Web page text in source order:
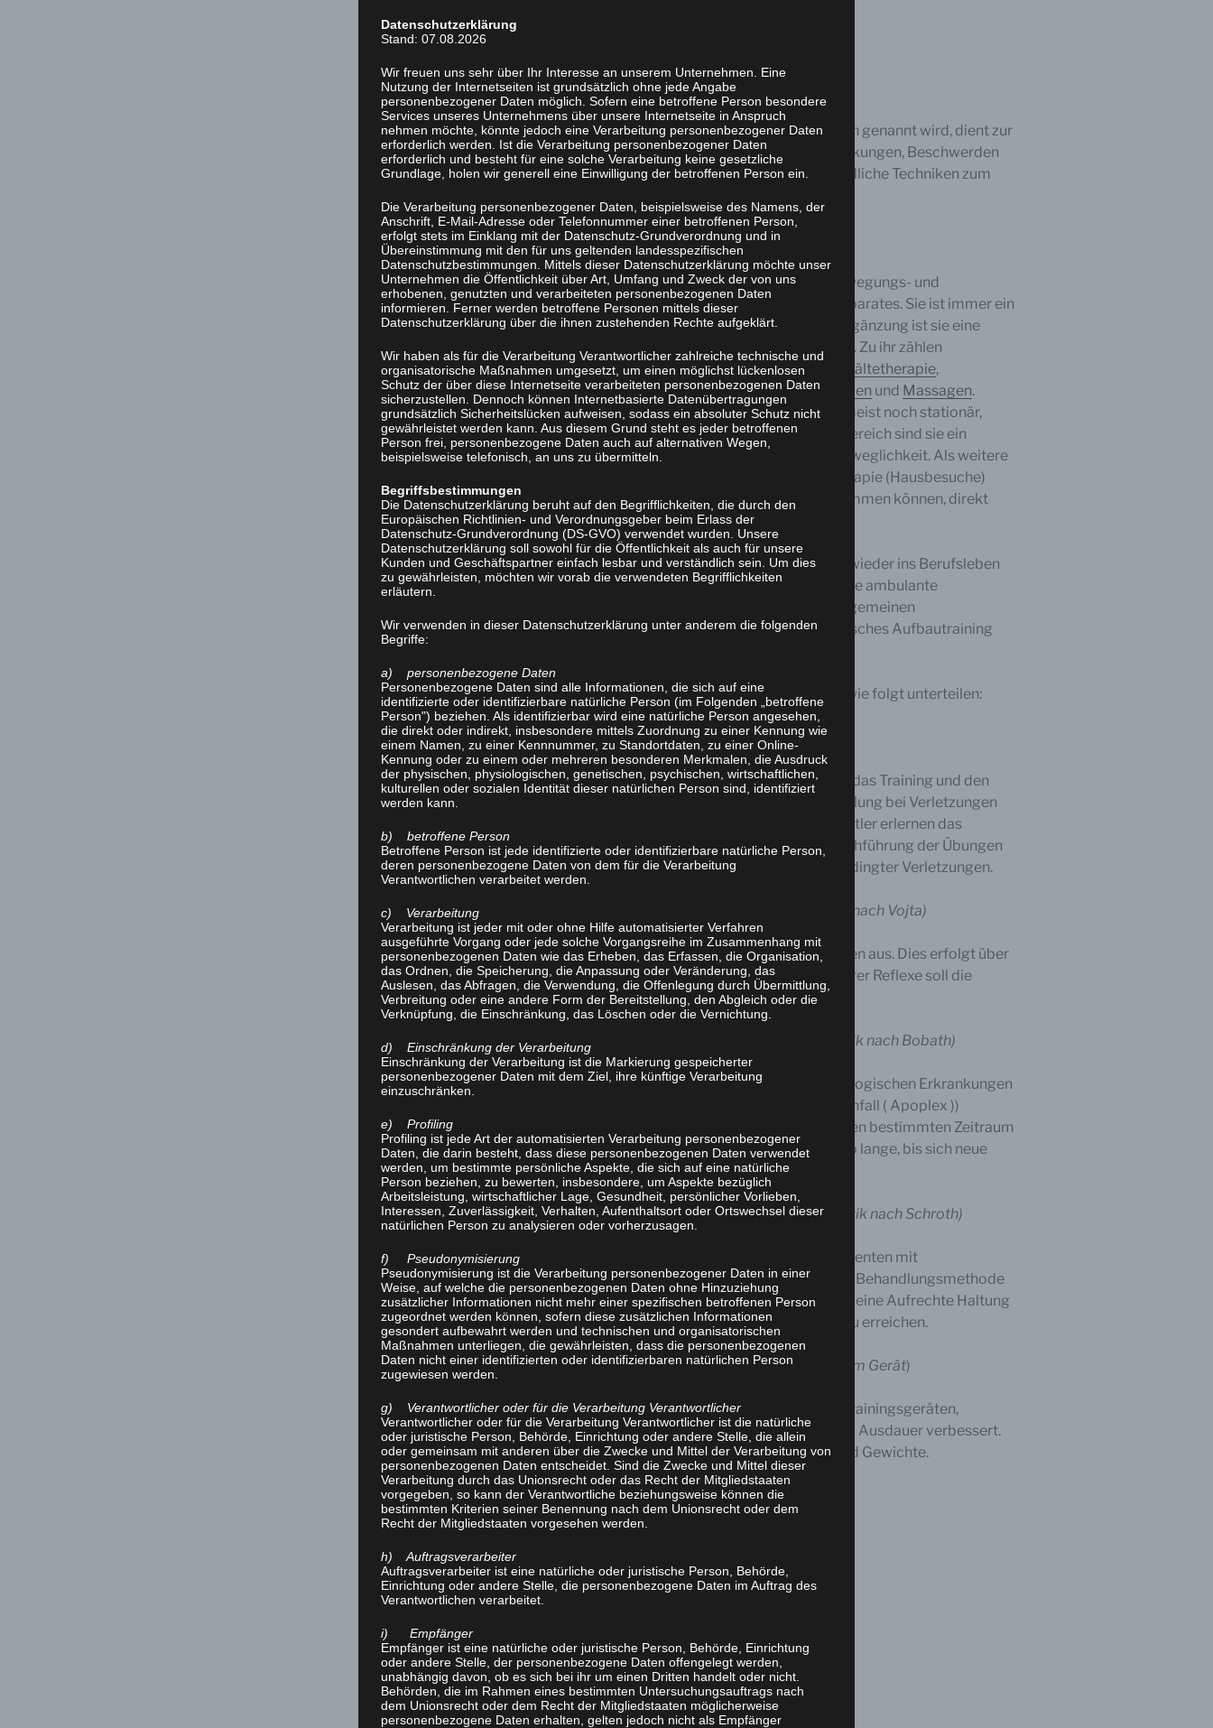
Krankengymnastik, wie die Physiotherapie auch genannt wird, dient zur
Behandlung und / oder Vorbeugung von Erkrankungen, Beschwerden
und Verletzungen. Hierbei kommen unterschiedliche Techniken zum
Was ist Physiotherapie?
Die Krankengymnastik behandelt nicht nur Bewegungs- und
Funktionseinschränkungen des Bewegungsapparates. Sie ist immer ein
ärztlich verordnetes Heilmittel. Als sinnvolle Ergänzung ist sie eine
Alternative zu Medikamenten und Operationen. Zu ihr zählen
physikalische Massnahmen wieWärme – und Kältetherapie,
krankengymnastische Übungen,Lymphdrainagen und Massagen.
Physiotherapeutische Massnahmen erfolgen meist noch stationär,
nach Operationen. Aber auch im ambulanten Bereich sind sie ein
wirkungsvolles Mittel zur Verbesserung der Beweglichkeit. Als weitere
Möglichkeit gibt es noch die mobile Physiotherapie (Hausbesuche)
welche zu Patienten, die nicht in eine Praxis kommen können, direkt
nach Hause kommt.
Sollten Patienten nach schweren Operationen wieder ins Berufsleben
eingegliedert werden, kommt hier die erweiterte ambulante
Physiotherapie in Frage. Sie stellt neben der allgemeinen
physiotherapeutischen Betreuung ein medizinisches Aufbautraining
Physiotherapeutische Maßnahmen kann man wie folgt unterteilen:
Sportphysiotherapie
Dieser Teil beleuchtet vor allem die Betreuung, das Training und den
Muskelaufbau von Sportlern, sowie die Behandlung bei Verletzungen
und die Präventione vor Verletzungen. Die Sportler erlernen das
richtige Aufwärmen, Dehnen, die korrekte Durchführung der Übungen
sowie gegebenenfalls die Behandlung sportbedingter Verletzungen.
Physiotherapie nach Vojta (Krankengymnastik nach Vojta)
Bei ihr löst der Therapeut Reflexe beim Patienten aus. Dies erfolgt über
gezielten Druck. Durch die Kombination mehrerer Reflexe soll die
Muskelfunktion aktiviert werden.
Physiotherapie nach Bobath (Krankengymnastik nach Bobath)
Diese Form hilft vor allem Menschen mit neurologischen Erkrankungen
und Funktionsstörungen ( Bsp.Pat. Mit Schlaganfall ( Apoplex ))
Die Patienten trainieren immer wieder über einen bestimmten Zeitraum
die gleichen Bewegungsabläufe. Dies erfolgt so lange, bis sich neue
Nervenfasern und Synapsen gebildet haben.
Physiotherapie nach Schroth (Krankengymnastik nach Schroth)
Diese Behandlungsmethode hilft vor allem Patienten mit
Wirbelsäulenverformungen. Das Ziel bei dieser Behandlungsmethode
ist die Dehnung der Muskulatur zu stoppen und eine Aufrechte Haltung
sowie eine Kräftigung der Rückenmuskulatur zu erreichen.
Physiotherapie am Gerät (Krankengymnastik am Gerät)
Hierbei wird beim Patinten, unter Einsatz von Trainingsgeräten,
Koordination, Beweglichkeit, Muskelkraft und – Ausdauer verbessert.
Häufig genutzt werden Ergometer, Seilzüge und Gewichte.
Datenschutzerklärung
Stand: 07.08.2026
Wir freuen uns sehr über Ihr Interesse an unserem Unternehmen. Eine
Nutzung der Internetseiten ist grundsätzlich ohne jede Angabe
personenbezogener Daten möglich. Sofern eine betroffene Person besondere
Services unseres Unternehmens über unsere Internetseite in Anspruch
nehmen möchte, könnte jedoch eine Verarbeitung personenbezogener Daten
erforderlich werden. Ist die Verarbeitung personenbezogener Daten
erforderlich und besteht für eine solche Verarbeitung keine gesetzliche
Grundlage, holen wir generell eine Einwilligung der betroffenen Person ein.
Die Verarbeitung personenbezogener Daten, beispielsweise des Namens, der
Anschrift, E-Mail-Adresse oder Telefonnummer einer betroffenen Person,
erfolgt stets im Einklang mit der Datenschutz-Grundverordnung und in
Übereinstimmung mit den für uns geltenden landesspezifischen
Datenschutzbestimmungen. Mittels dieser Datenschutzerklärung möchte unser
Unternehmen die Öffentlichkeit über Art, Umfang und Zweck der von uns
erhobenen, genutzten und verarbeiteten personenbezogenen Daten
informieren. Ferner werden betroffene Personen mittels dieser
Datenschutzerklärung über die ihnen zustehenden Rechte aufgeklärt.
Wir haben als für die Verarbeitung Verantwortlicher zahlreiche technische und
organisatorische Maßnahmen umgesetzt, um einen möglichst lückenlosen
Schutz der über diese Internetseite verarbeiteten personenbezogenen Daten
sicherzustellen. Dennoch können Internetbasierte Datenübertragungen
grundsätzlich Sicherheitslücken aufweisen, sodass ein absoluter Schutz nicht
gewährleistet werden kann. Aus diesem Grund steht es jeder betroffenen
Person frei, personenbezogene Daten auch auf alternativen Wegen,
beispielsweise telefonisch, an uns zu übermitteln.
Begriffsbestimmungen
Die Datenschutzerklärung beruht auf den Begrifflichkeiten, die durch den
Europäischen Richtlinien- und Verordnungsgeber beim Erlass der
Datenschutz-Grundverordnung (DS-GVO) verwendet wurden. Unsere
Datenschutzerklärung soll sowohl für die Öffentlichkeit als auch für unsere
Kunden und Geschäftspartner einfach lesbar und verständlich sein. Um dies
zu gewährleisten, möchten wir vorab die verwendeten Begrifflichkeiten
erläutern.
Wir verwenden in dieser Datenschutzerklärung unter anderem die folgenden
Begriffe:
a) personenbezogene Daten
Personenbezogene Daten sind alle Informationen, die sich auf eine
identifizierte oder identifizierbare natürliche Person (im Folgenden „betroffene
Person") beziehen. Als identifizierbar wird eine natürliche Person angesehen,
die direkt oder indirekt, insbesondere mittels Zuordnung zu einer Kennung wie
einem Namen, zu einer Kennnummer, zu Standortdaten, zu einer Online-
Kennung oder zu einem oder mehreren besonderen Merkmalen, die Ausdruck
der physischen, physiologischen, genetischen, psychischen, wirtschaftlichen,
kulturellen oder sozialen Identität dieser natürlichen Person sind, identifiziert
werden kann.
b) betroffene Person
Betroffene Person ist jede identifizierte oder identifizierbare natürliche Person,
deren personenbezogene Daten von dem für die Verarbeitung
Verantwortlichen verarbeitet werden.
c) Verarbeitung
Verarbeitung ist jeder mit oder ohne Hilfe automatisierter Verfahren
ausgeführte Vorgang oder jede solche Vorgangsreihe im Zusammenhang mit
personenbezogenen Daten wie das Erheben, das Erfassen, die Organisation,
das Ordnen, die Speicherung, die Anpassung oder Veränderung, das
Auslesen, das Abfragen, die Verwendung, die Offenlegung durch Übermittlung,
Verbreitung oder eine andere Form der Bereitstellung, den Abgleich oder die
Verknüpfung, die Einschränkung, das Löschen oder die Vernichtung.
d) Einschränkung der Verarbeitung
Einschränkung der Verarbeitung ist die Markierung gespeicherter
personenbezogener Daten mit dem Ziel, ihre künftige Verarbeitung
einzuschränken.
e) Profiling
Profiling ist jede Art der automatisierten Verarbeitung personenbezogener
Daten, die darin besteht, dass diese personenbezogenen Daten verwendet
werden, um bestimmte persönliche Aspekte, die sich auf eine natürliche
Person beziehen, zu bewerten, insbesondere, um Aspekte bezüglich
Arbeitsleistung, wirtschaftlicher Lage, Gesundheit, persönlicher Vorlieben,
Interessen, Zuverlässigkeit, Verhalten, Aufenthaltsort oder Ortswechsel dieser
natürlichen Person zu analysieren oder vorherzusagen.
f) Pseudonymisierung
Pseudonymisierung ist die Verarbeitung personenbezogener Daten in einer
Weise, auf welche die personenbezogenen Daten ohne Hinzuziehung
zusätzlicher Informationen nicht mehr einer spezifischen betroffenen Person
zugeordnet werden können, sofern diese zusätzlichen Informationen
gesondert aufbewahrt werden und technischen und organisatorischen
Maßnahmen unterliegen, die gewährleisten, dass die personenbezogenen
Daten nicht einer identifizierten oder identifizierbaren natürlichen Person
zugewiesen werden.
g) Verantwortlicher oder für die Verarbeitung Verantwortlicher
Verantwortlicher oder für die Verarbeitung Verantwortlicher ist die natürliche
oder juristische Person, Behörde, Einrichtung oder andere Stelle, die allein
oder gemeinsam mit anderen über die Zwecke und Mittel der Verarbeitung von
personenbezogenen Daten entscheidet. Sind die Zwecke und Mittel dieser
Verarbeitung durch das Unionsrecht oder das Recht der Mitgliedstaaten
vorgegeben, so kann der Verantwortliche beziehungsweise können die
bestimmten Kriterien seiner Benennung nach dem Unionsrecht oder dem
Recht der Mitgliedstaaten vorgesehen werden.
h) Auftragsverarbeiter
Auftragsverarbeiter ist eine natürliche oder juristische Person, Behörde,
Einrichtung oder andere Stelle, die personenbezogene Daten im Auftrag des
Verantwortlichen verarbeitet.
i) Empfänger
Empfänger ist eine natürliche oder juristische Person, Behörde, Einrichtung
oder andere Stelle, der personenbezogene Daten offengelegt werden,
unabhängig davon, ob es sich bei ihr um einen Dritten handelt oder nicht.
Behörden, die im Rahmen eines bestimmten Untersuchungsauftrags nach
dem Unionsrecht oder dem Recht der Mitgliedstaaten möglicherweise
personenbezogene Daten erhalten, gelten jedoch nicht als Empfänger